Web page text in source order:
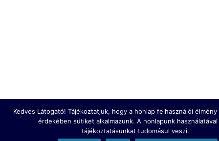
Kedves Látogató! Tájékoztatjuk, hogy a honlap felhasználói
érdekében sütiket alkalmazunk. A honlapunk használatával
tájékoztatásunkat tudomásul veszi.